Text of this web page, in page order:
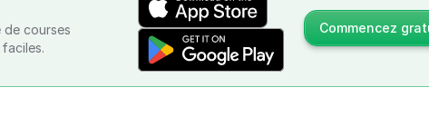
courses
Commencez